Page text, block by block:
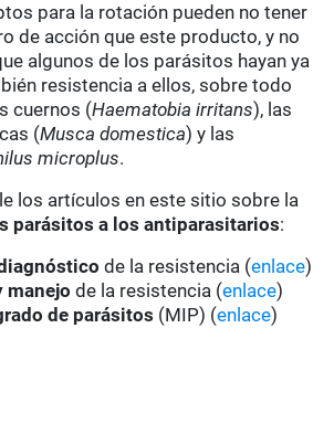
para la rotación pueden no tener
de acción que este producto, y no
algunos de los parásitos hayan ya
resistencia a ellos, sobre todo
cuernos (Haematobia irritans), las
(Musca domestica) y las
microplus.
los artículos en este sitio sobre la
parásitos a los antiparasitarios:
de la resistencia (enlace)
manejo de la resistencia (enlace)
de parásitos (MIP) (enlace)